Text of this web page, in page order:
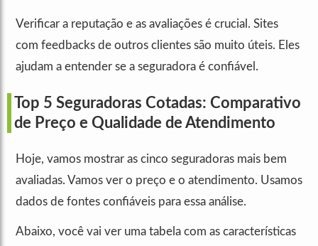
Verificar a reputação e as avaliações é crucial. Sites
com feedbacks de outros clientes são muito úteis. Eles
ajudam a entender se a seguradora é confiável.
Top 5 Seguradoras Cotadas: Comparativo
de Preço e Qualidade de Atendimento
Hoje, vamos mostrar as cinco seguradoras mais bem
avaliadas. Vamos ver o preço e o atendimento. Usamos
dados de fontes confiáveis para essa análise.
Abaixo, você vai ver uma tabela com as características